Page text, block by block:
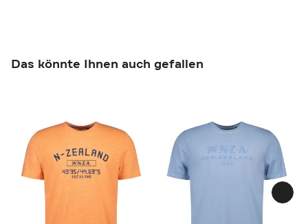
Das könnte Ihnen auch gefallen